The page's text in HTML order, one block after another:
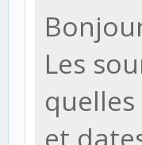
Les
et